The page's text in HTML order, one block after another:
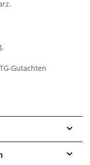
Gutachten